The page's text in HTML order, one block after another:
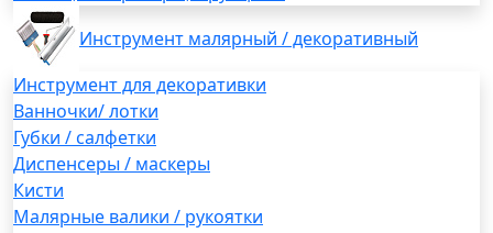
Инструмент малярный / декоративный
Инструмент для декоративки
Ванночки/ лотки
Губки / салфетки
Диспенсеры / маскеры
Кисти
Малярные валики / рукоятки